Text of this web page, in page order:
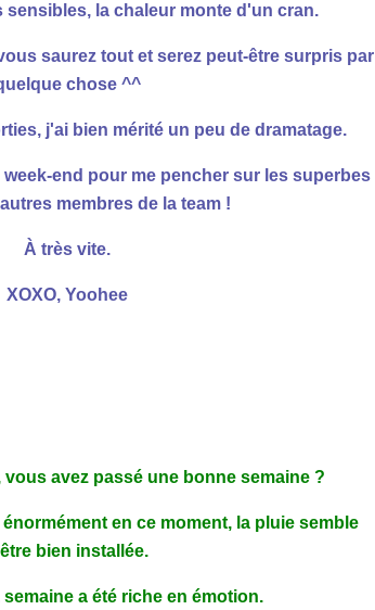
la chaleur monte d'un cran.
saurez tout et serez peut-être surpris par
chose ^^
j'ai bien mérité un peu de dramatage.
end pour me pencher sur les superbes
membres de la team !
À très vite.
XOXO, Yoohee
avez passé une bonne semaine ?
en ce moment, la pluie semble
bien installée.
semaine a été riche en émotion.